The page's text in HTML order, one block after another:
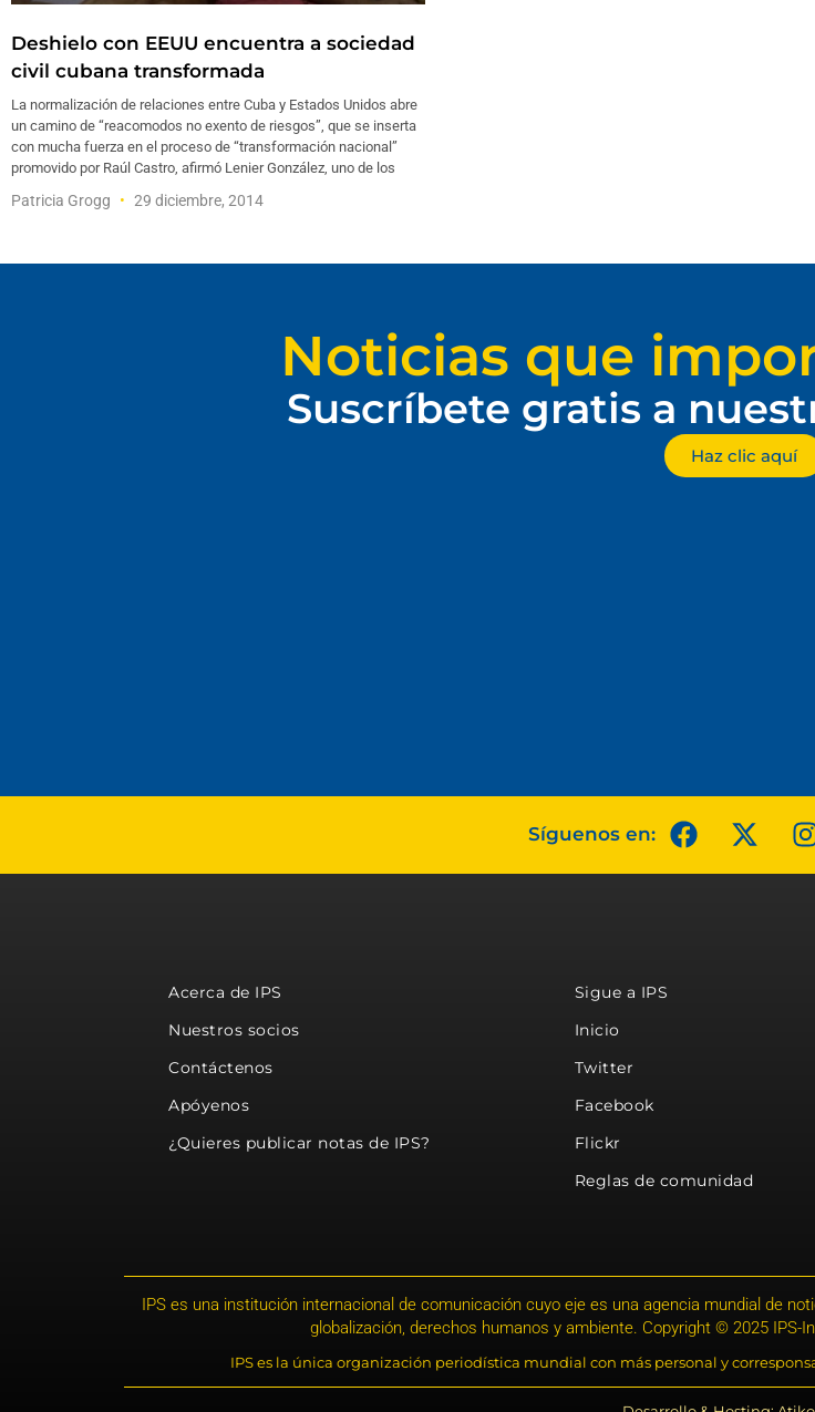
Deshielo con EEUU encuentra a sociedad
civil cubana transformada
La normalización de relaciones entre Cuba y Estados Unidos abre
un camino de “reacomodos no exento de riesgos”, que se inserta
con mucha fuerza en el proceso de “transformación nacional”
promovido por Raúl Castro, afirmó Lenier González, uno de los
Patricia Grogg 29 diciembre, 2014
Noticias que
Suscríbete gratis a
Haz clic aquí
Síguenos en:
Acerca de IPS
Nuestros socios
Contáctenos
Apóyenos
¿Quieres publicar notas de IPS?
Sigue a IPS
Inicio
Twitter
Facebook
Flickr
Reglas de comunidad
IPS es una institución internacional de comunicación cuyo eje es una agencia mundial de
globalización, derechos humanos y ambiente. Copyright © 2025 IPS-
IPS es la única organización periodística mundial con más personal y